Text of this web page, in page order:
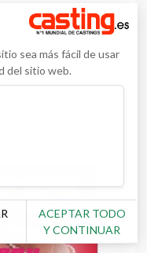
llega al Teatre
El Tiempo de
más y se
Apolo, en
sea más fácil de usar
del sitio web.
ACEPTAR TODO
Y CONTINUAR